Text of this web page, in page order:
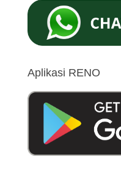
Aplikasi RENO